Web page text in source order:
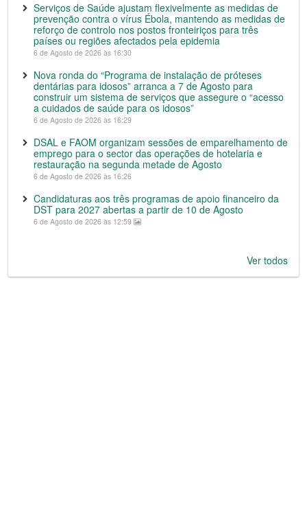
Serviços de Saúde ajustam flexivelmente as medidas de
prevenção contra o vírus Ébola, mantendo as medidas de
reforço de controlo nos postos fronteiriços para três
países ou regiões afectados pela epidemia
6 de Agosto de 2026 às 16:30
Nova ronda do “Programa de instalação de próteses
dentárias para idosos” arranca a 7 de Agosto para
construir um sistema de serviços que assegure o “acesso
a cuidados de saúde para os idosos”
6 de Agosto de 2026 às 16:29
DSAL e FAOM organizam sessões de emparelhamento de
emprego para o sector das operações de hotelaria e
restauração na segunda metade de Agosto
6 de Agosto de 2026 às 16:26
Candidaturas aos três programas de apoio financeiro da
DST para 2027 abertas a partir de 10 de Agosto
6 de Agosto de 2026 às 12:59
Ver todos